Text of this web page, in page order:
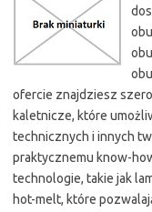
ofercie znajdziesz
kaletnicze, które
technicznych i innych
praktycznemu know-
technologie, takie jak
hot-melt, które